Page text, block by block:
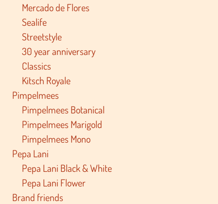
Mercado de Flores
Sealife
Streetstyle
30 year anniversary
Classics
Kitsch Royale
Pimpelmees
Pimpelmees Botanical
Pimpelmees Marigold
Pimpelmees Mono
Pepa Lani
Pepa Lani Black & White
Pepa Lani Flower
Brand friends